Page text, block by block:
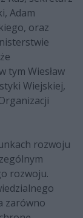
Adam
oraz
tym Wiesław
Wiejskiej,
rozwoju
rozwoju.
zarówno